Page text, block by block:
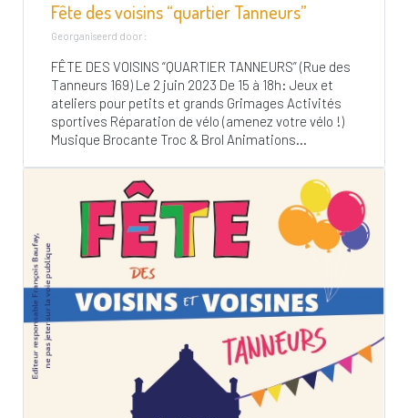
Fête des voisins “quartier Tanneurs”
Georganiseerd door :
FÊTE DES VOISINS “QUARTIER TANNEURS” (Rue des
Tanneurs 169) Le 2 juin 2023 De 15 à 18h: Jeux et
ateliers pour petits et grands Grimages Activités
sportives Réparation de vélo (amenez votre vélo !)
Musique Brocante Troc & Brol Animations...